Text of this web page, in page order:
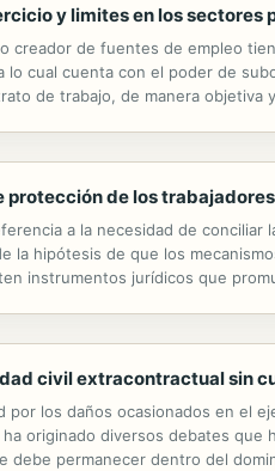
y limites en los sectores
creador de fuentes de empleo
lo cual cuenta con el poder de
de trabajo, de manera objetiva
protección de los
a la necesidad de
la hipótesis de que los
instrumentos jurídicos que
civil extracontractual sin
por los daños ocasionados en el
originado diversos debates
debe permanecer dentro del